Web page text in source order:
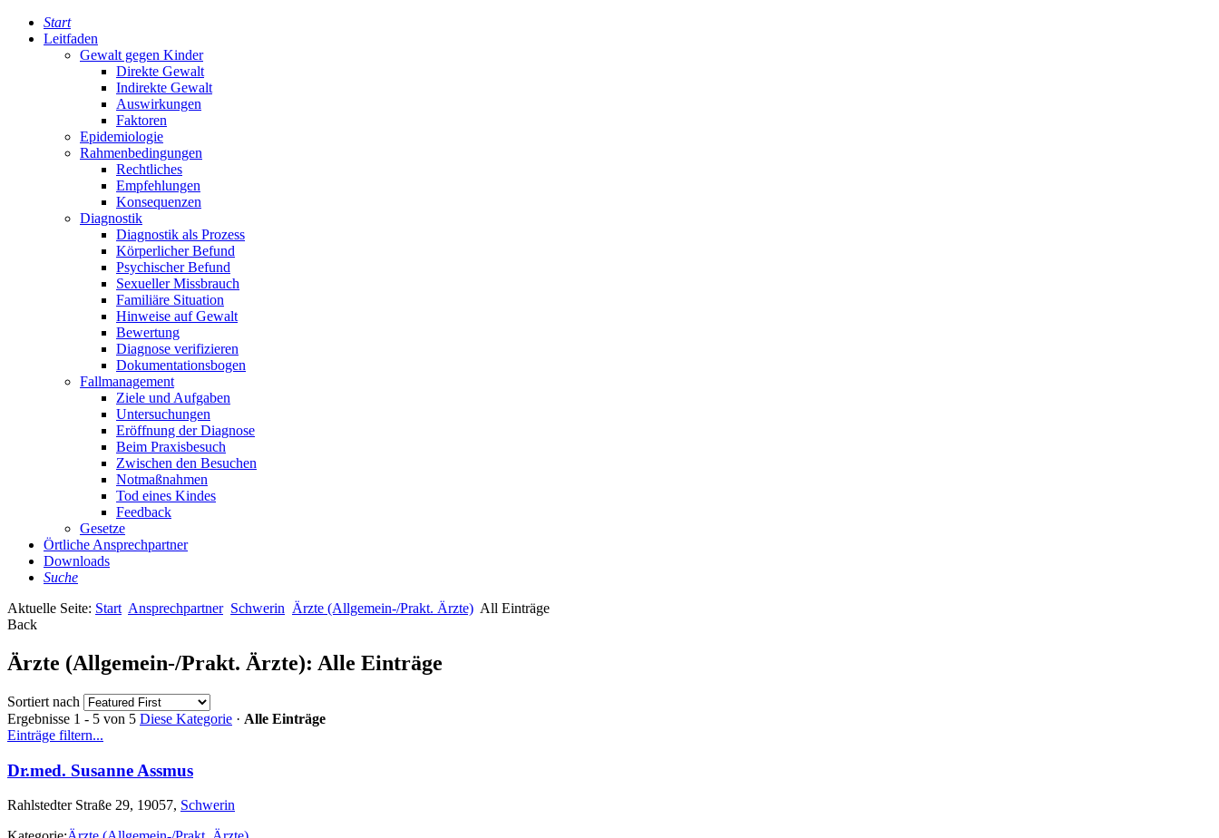
Start
Leitfaden
Gewalt gegen Kinder
Direkte Gewalt
Indirekte Gewalt
Auswirkungen
Faktoren
Epidemiologie
Rahmenbedingungen
Rechtliches
Empfehlungen
Konsequenzen
Diagnostik
Diagnostik als Prozess
Körperlicher Befund
Psychischer Befund
Sexueller Missbrauch
Familiäre Situation
Hinweise auf Gewalt
Bewertung
Diagnose verifizieren
Dokumentationsbogen
Fallmanagement
Ziele und Aufgaben
Untersuchungen
Eröffnung der Diagnose
Beim Praxisbesuch
Zwischen den Besuchen
Notmaßnahmen
Tod eines Kindes
Feedback
Gesetze
Örtliche Ansprechpartner
Downloads
Suche
Aktuelle Seite: Start Ansprechpartner Schwerin Ärzte (Allgemein-/Prakt. Ärzte) All Einträge
Back
Ärzte (Allgemein-/Prakt. Ärzte): Alle Einträge
Sortiert nach
Ergebnisse 1 - 5 von 5 Diese Kategorie · Alle Einträge
Einträge filtern...
Dr.med. Susanne Assmus
Rahlstedter Straße 29, 19057, Schwerin